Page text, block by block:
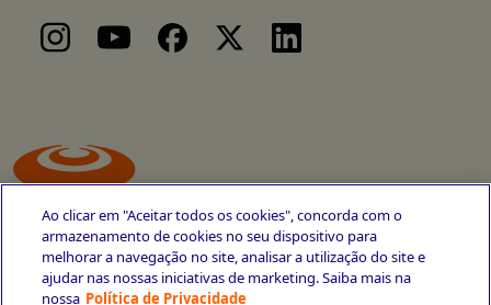
Avenida Cais do Apolo, 77
Ao clicar em "Aceitar todos os cookies", concorda com o
armazenamento de cookies no seu dispositivo para
melhorar a navegação no site, analisar a utilização do site e
ajudar nas nossas iniciativas de marketing. Saiba mais na
nossa Política de Privacidade